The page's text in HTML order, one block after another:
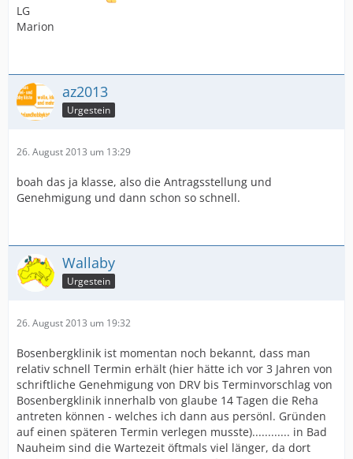
LG
Marion
az2013
Urgestein
26. August 2013 um 13:29
boah das ja klasse, also die Antragsstellung und
Genehmigung und dann schon so schnell.
Wallaby
Urgestein
26. August 2013 um 19:32
Bosenbergklinik ist momentan noch bekannt, dass man
relativ schnell Termin erhält (hier hätte ich vor 3 Jahren von
schriftliche Genehmigung von DRV bis Terminvorschlag von
Bosenbergklinik innerhalb von glaube 14 Tagen die Reha
antreten können - welches ich dann aus persönl. Gründen
auf einen späteren Termin verlegen musste)............ in Bad
Nauheim sind die Wartezeit öftmals viel länger, da dort